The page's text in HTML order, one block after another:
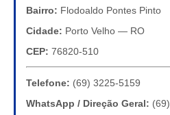
Bairro: Flodoaldo Pontes Pinto
Cidade: Porto Velho — RO
CEP: 76820-510
Telefone: (69) 3225-5159
WhatsApp / Direção Geral: